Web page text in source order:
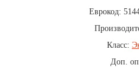
Еврокод:
Класс:
Доп.